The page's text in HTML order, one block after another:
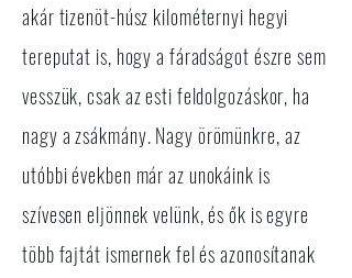
akár tizenöt-húsz kilométernyi hegyi
tereputat is, hogy a fáradságot észre sem
vesszük, csak az esti feldolgozáskor, ha
nagy a zsákmány. Nagy örömünkre, az
utóbbi években már az unokáink is
szívesen eljönnek velünk, és ők is egyre
több fajtát ismernek fel és azonosítanak